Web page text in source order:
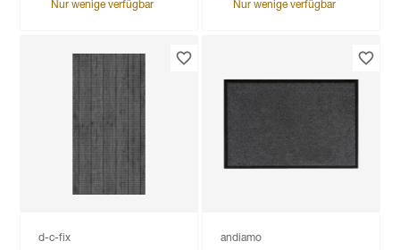
Nur wenige verfügbar Nur wenige verfügbar
d-c-fix andiamo